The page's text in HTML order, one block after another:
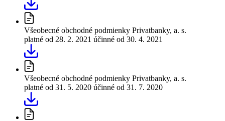
Všeobecné obchodné podmienky Privatbanky, a. s.
platné od 28. 2. 2021 účinné od 30. 4. 2021
Všeobecné obchodné podmienky Privatbanky, a. s.
platné od 31. 5. 2020 účinné od 31. 7. 2020